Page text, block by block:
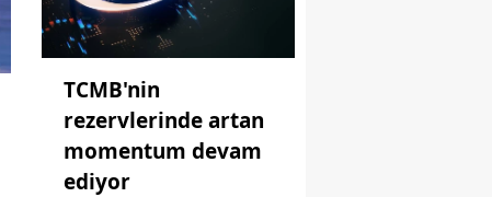
TCMB'nin
rezervlerinde artan
momentum devam
ediyor